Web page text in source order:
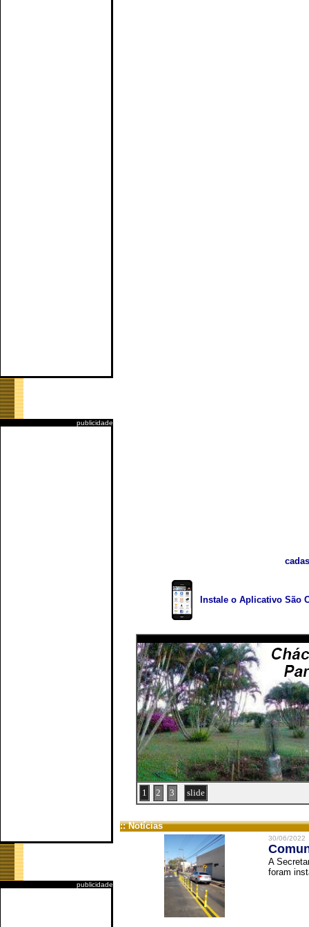
publicidade
publicidade
Instale o Aplicativo São
1 2 3 slide
:: Notícias
30/06/2022
A
foram